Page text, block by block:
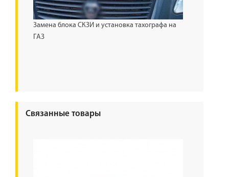
Замена блока СКЗИ и установка тахографа на
ГАЗ
Связанные товары